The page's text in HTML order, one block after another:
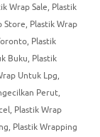
Wrap Sale, Plastik
Store, Plastik Wrap
, Plastik
Buku, Plastik
Untuk Lpg,
Perut,
, Plastik Wrap
, Plastik Wrapping